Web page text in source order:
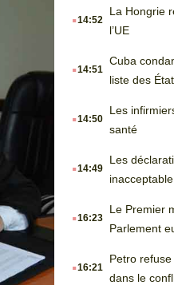
.14:52
La Hongrie
l’UE
.14:51
Cuba
liste des
.14:50
Les
santé
.14:49
Les
.16:23
Le Premier
Parlement
.16:21
Petro
dans le